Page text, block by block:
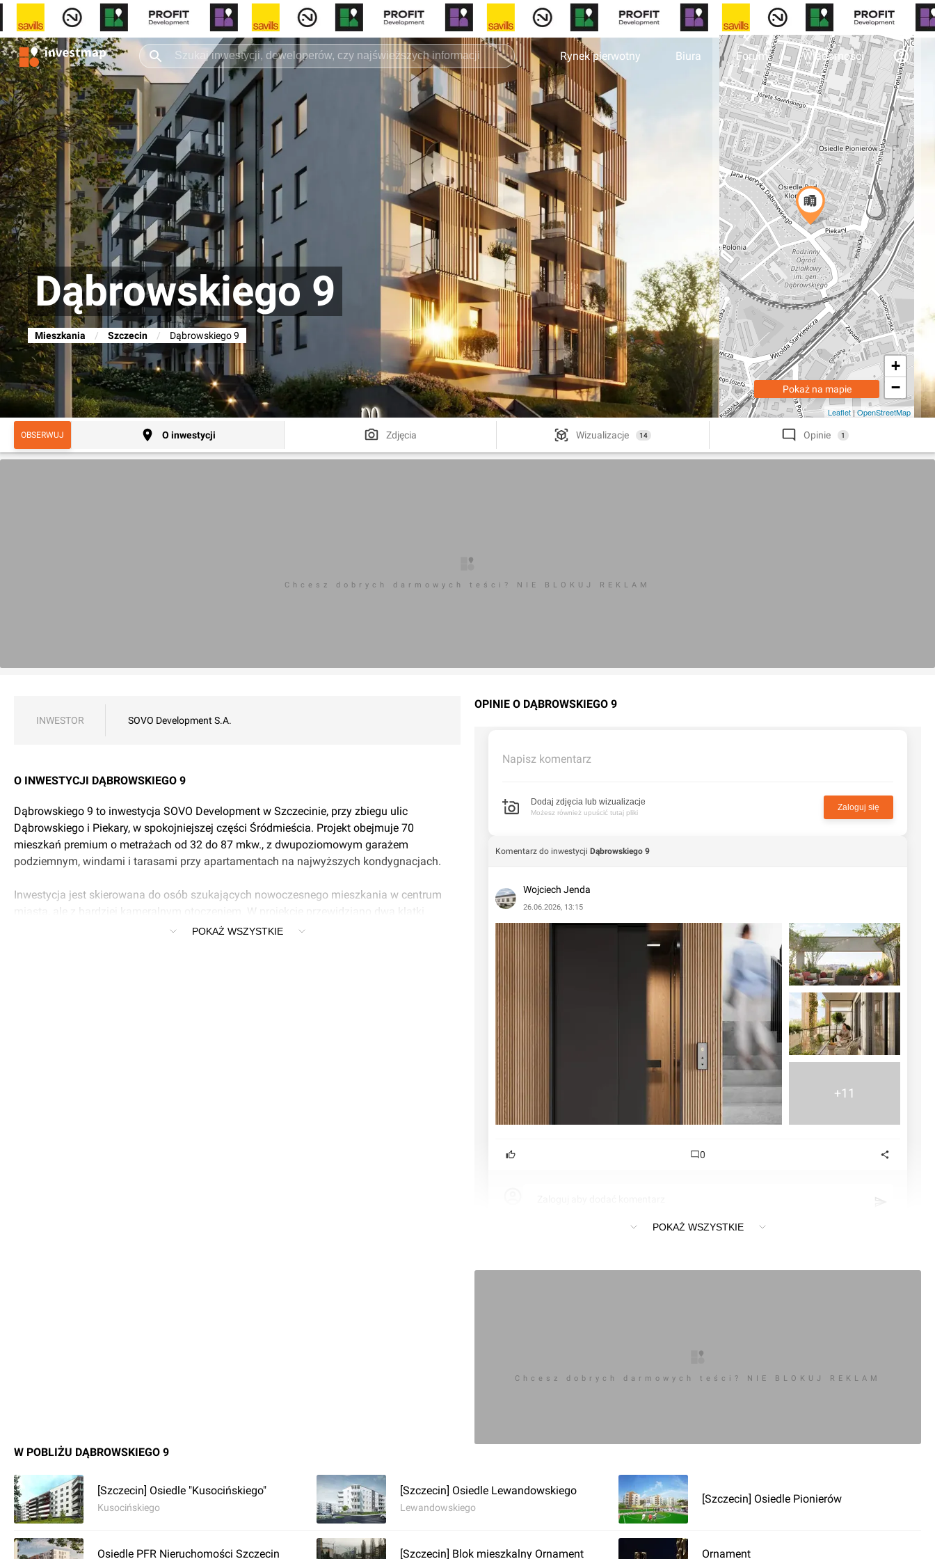
Rynek pierwotny Biura Forum Wiadomości
Dąbrowskiego 9
Mieszkania / Szczecin / Dąbrowskiego 9
+
−
Leaflet | OpenStreetMap
Pokaż na mapie
OBSERWUJ O inwestycji Zdjęcia Wizualizacje 14 Opinie 1
Chcesz dobrych darmowych teści? NIE BLOKUJ REKLAM
INWESTOR SOVO Development S.A.
O INWESTYCJI DĄBROWSKIEGO 9
Dąbrowskiego 9 to inwestycja SOVO Development w Szczecinie, przy zbiegu ulic
Dąbrowskiego i Piekary, w spokojniejszej części Śródmieścia. Projekt obejmuje 70
mieszkań premium o metrażach od 32 do 87 mkw., z dwupoziomowym garażem
podziemnym, windami i tarasami przy apartamentach na najwyższych kondygnacjach.
Inwestycja jest skierowana do osób szukających nowoczesnego mieszkania w centrum
miasta, ale z bardziej kameralnym otoczeniem. W projekcie przewidziano dwa klatki
schodowe, układy mieszkań od 2 do 3 pokoi, a także możliwość modyfikacji rozkładów
POKAŻ WSZYSTKIE
OPINIE O DĄBROWSKIEGO 9
Napisz komentarz
Dodaj zdjęcia lub wizualizacje
Możesz również upuścić tutaj pliki
Zaloguj się
Komentarz do inwestycji Dąbrowskiego 9
Wojciech Jenda
26.06.2026, 13:15
+11
0
POKAŻ WSZYSTKIE
Chcesz dobrych darmowych teści? NIE BLOKUJ REKLAM
W POBLIŻU DĄBROWSKIEGO 9
[Szczecin] Osiedle "Kusocińskiego"
Kusocińskiego
[Szczecin] Osiedle Lewandowskiego
Lewandowskiego
[Szczecin] Osiedle Pionierów
Osiedle PFR Nieruchomości Szczecin [Szczecin] Blok mieszkalny Ornament Ornament